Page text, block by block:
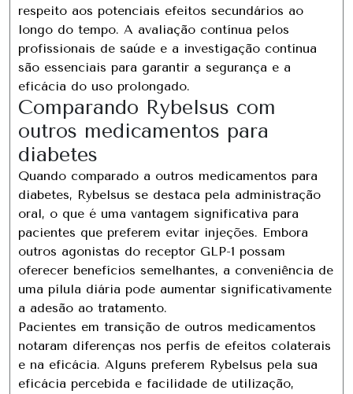
respeito aos potenciais efeitos secundários ao
longo do tempo. A avaliação contínua pelos
profissionais de saúde e a investigação contínua
são essenciais para garantir a segurança e a
eficácia do uso prolongado.
Comparando Rybelsus com
outros medicamentos para
diabetes
Quando comparado a outros medicamentos para
diabetes, Rybelsus se destaca pela administração
oral, o que é uma vantagem significativa para
pacientes que preferem evitar injeções. Embora
outros agonistas do receptor GLP-1 possam
oferecer benefícios semelhantes, a conveniência de
uma pílula diária pode aumentar significativamente
a adesão ao tratamento.
Pacientes em transição de outros medicamentos
notaram diferenças nos perfis de efeitos colaterais
e na eficácia. Alguns preferem Rybelsus pela sua
eficácia percebida e facilidade de utilização,